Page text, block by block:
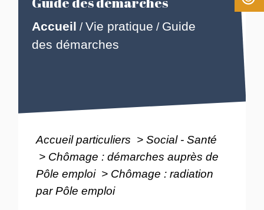
Accueil /Vie pratique / Guide
des démarches
Accueil particuliers > Social - Santé
> Chômage : démarches auprès de
Pôle emploi > Chômage : radiation
par Pôle emploi